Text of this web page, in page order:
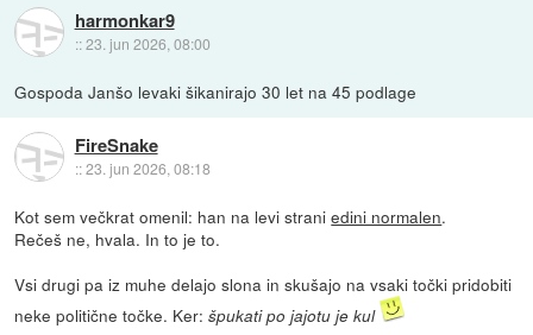
harmonkar9
::23. jun 2026, 08:00
Gospoda Janšo levaki šikanirajo 30 let na 45 podlage
FireSnake
::23. jun 2026, 08:18
Kot sem večkrat omenil: han na levi straniedini normalen.
Rečeš ne, hvala. In to je to.
Vsi drugi pa iz muhe delajo slona in skušajo na vsaki točki pridobiti
neke politične točke. Ker:špukati po jajotu je kul